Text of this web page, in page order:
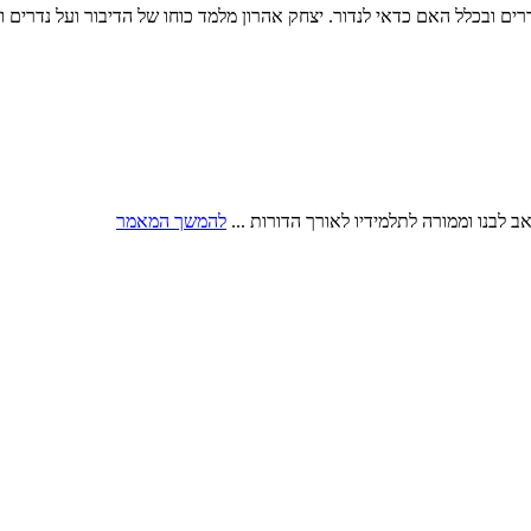
ובכלל האם כדאי לנדור. יצחק אהרון מלמד כוחו של הדיבור ועל
וממורה לתלמידיו לאורך הדורות ... להמשך המאמר